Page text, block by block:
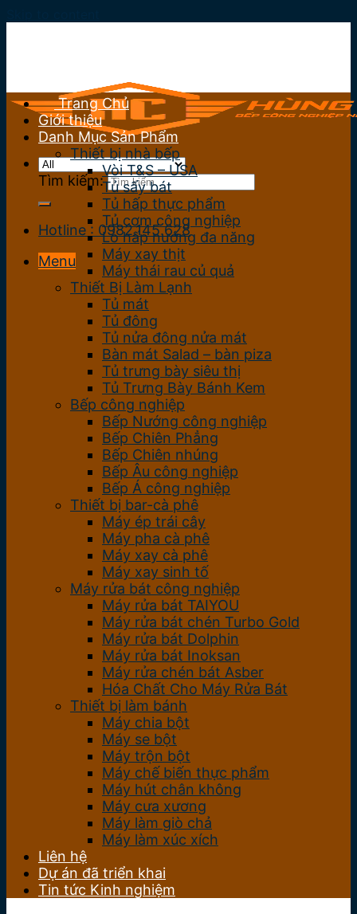
Tìm kiếm:
Hotline : 0982.145.628
Menu
Trang Chủ
Giới thiệu
Danh Mục Sản Phẩm
Thiết bị nhà bếp
Vòi T&S – USA
Tủ sấy bát
Tủ hấp thực phẩm
Tủ cơm công nghiệp
Lò hấp nướng đa năng
Máy xay thịt
Máy thái rau củ quả
Thiết Bị Làm Lạnh
Tủ mát
Tủ đông
Tủ nửa đông nửa mát
Bàn mát Salad – bàn piza
Tủ trưng bày siêu thị
Tủ Trưng Bày Bánh Kem
Bếp công nghiệp
Bếp Nướng công nghiệp
Bếp Chiên Phẳng
Bếp Chiên nhúng
Bếp Âu công nghiệp
Bếp Á công nghiệp
Thiết bị bar-cà phê
Máy ép trái cây
Máy pha cà phê
Máy xay cà phê
Máy xay sinh tố
Máy rửa bát công nghiệp
Máy rửa bát TAIYOU
Máy rửa bát chén Turbo Gold
Máy rửa bát Dolphin
Máy rửa bát Inoksan
Máy rửa chén bát Asber
Hóa Chất Cho Máy Rửa Bát
Thiết bị làm bánh
Máy chia bột
Máy se bột
Máy trộn bột
Máy chế biến thực phẩm
Máy hút chân không
Máy cưa xương
Máy làm giò chả
Máy làm xúc xích
Liên hệ
Dự án đã triển khai
Tin tức Kinh nghiệm